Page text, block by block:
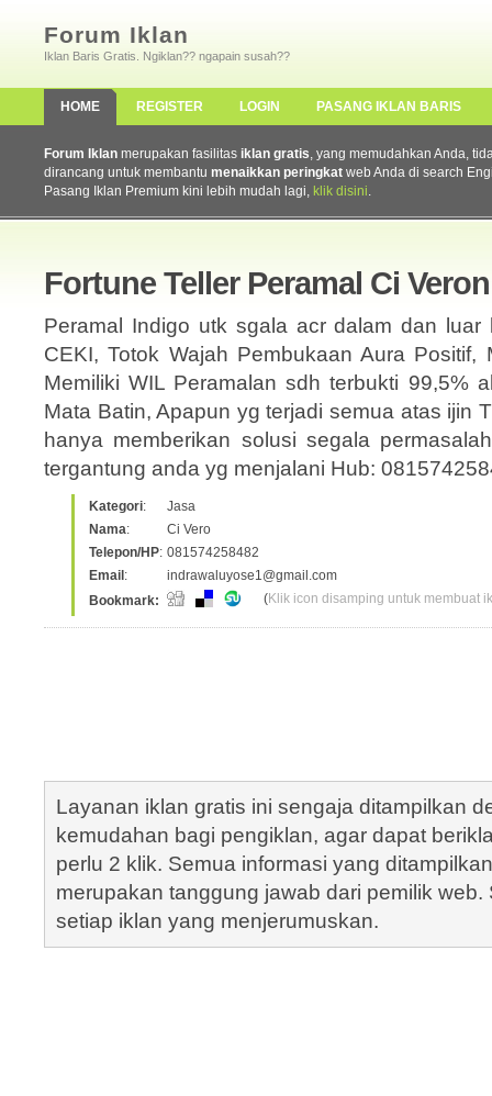
Forum Iklan
Iklan Baris Gratis. Ngiklan?? ngapain susah??
HOME REGISTER LOGIN PASANG IKLAN BARIS
Forum Iklan merupakan fasilitas iklan gratis, yang memudahkan Anda,
dirancang untuk membantu menaikkan peringkat web Anda di search
Pasang Iklan Premium kini lebih mudah lagi, klik disini.
Fortune Teller Peramal Ci
Peramal Indigo utk sgala acr dalam dan luar
CEKI, Totok Wajah Pembukaan Aura Positif,
Memiliki WIL Peramalan sdh terbukti 99,5%
Mata Batin, Apapun yg terjadi semua atas ijin
hanya memberikan solusi segala
tergantung anda yg menjalani Hub:
Kategori:
Jasa
Nama:
Ci Vero
Telepon/HP: 081574258482
Email :
indrawaluyose1@gmail.com
Bookmark:
(Klik icon disamping untuk membuat
Layanan iklan gratis ini sengaja ditampilkan
kemudahan bagi pengiklan, agar dapat
perlu 2 klik. Semua informasi yang
merupakan tanggung jawab dari pemilik
setiap iklan yang menjerumuskan.